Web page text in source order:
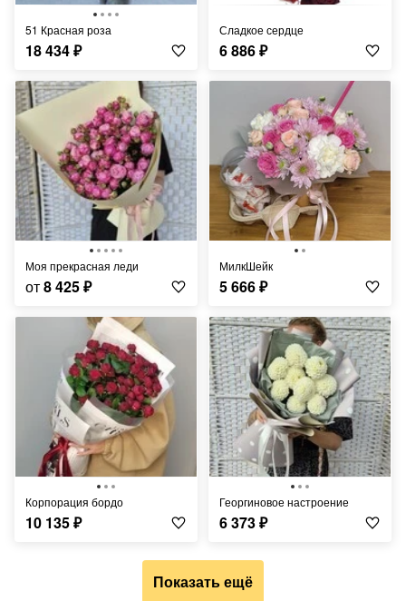
51 Красная роза
18 434₽
Сладкое сердце
6 886₽
Моя прекрасная леди
от8 425₽
МилкШейк
5 666₽
Корпорация бордо
10 135₽
Георгиновое настроение
6 373₽
Показать ещё